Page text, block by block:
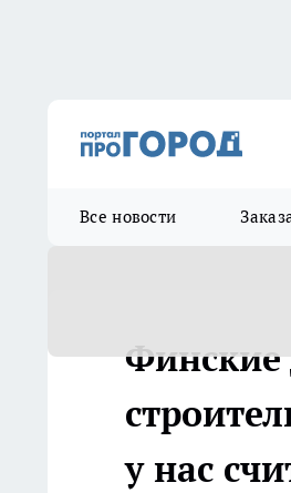
Все новости
Финские
у нас